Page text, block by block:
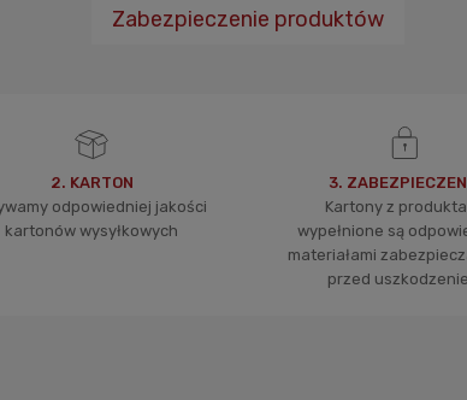
Zabezpieczenie produktów
2. KARTON
odpowiedniej jakości
kartonów wysyłkowych
3.
Kartony z
wypełnione są
materiałami
przed